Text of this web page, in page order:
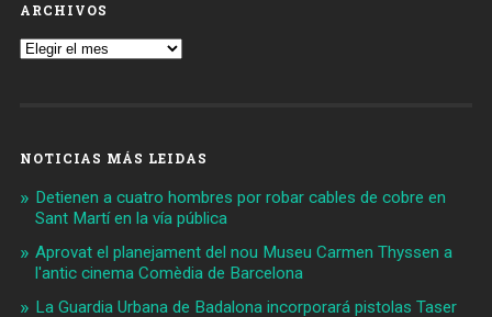
ARCHIVOS
Archivos
NOTICIAS MÁS LEIDAS
Detienen a cuatro hombres por robar cables de cobre en
Sant Martí en la vía pública
Aprovat el planejament del nou Museu Carmen Thyssen a
l'antic cinema Comèdia de Barcelona
La Guardia Urbana de Badalona incorporará pistolas Taser